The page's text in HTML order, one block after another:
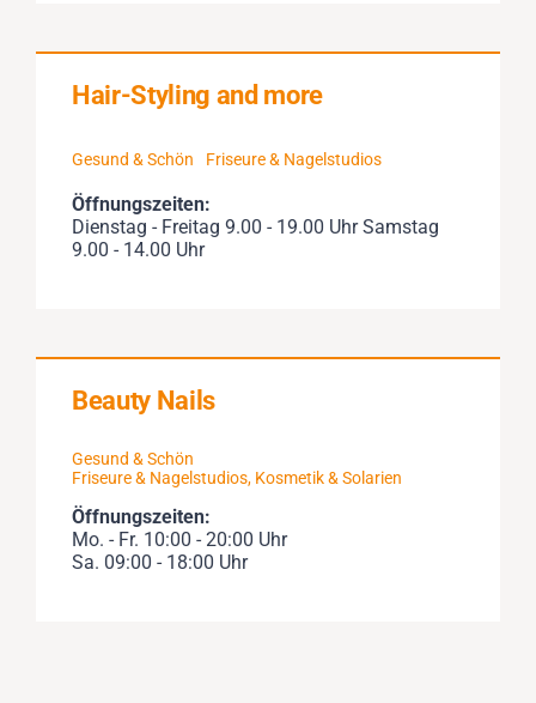
Hair-Styling and more
Gesund & Schön Friseure & Nagelstudios
Öffnungszeiten:
Dienstag - Freitag 9.00 - 19.00 Uhr Samstag
9.00 - 14.00 Uhr
Beauty Nails
Gesund & Schön
Friseure & Nagelstudios, Kosmetik & Solarien
Öffnungszeiten:
Mo. - Fr. 10:00 - 20:00 Uhr
Sa. 09:00 - 18:00 Uhr